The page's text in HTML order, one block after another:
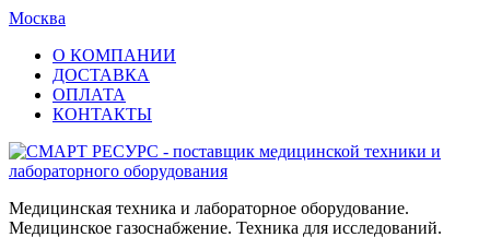
Москва
О КОМПАНИИ
ДОСТАВКА
ОПЛАТА
КОНТАКТЫ
Медицинская техника и лабораторное оборудование.
Медицинское газоснабжение. Техника для исследований.